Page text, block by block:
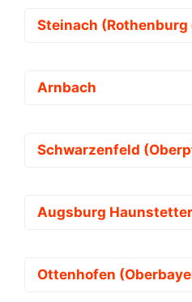
Steinach (Rothenburg
Arnbach
Schwarzenfeld
Augsburg
Ottenhofen